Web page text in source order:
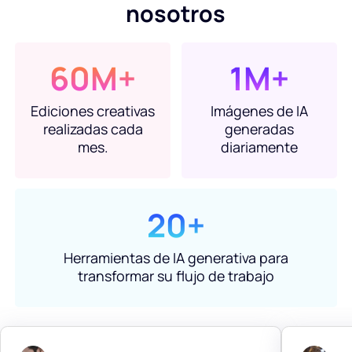
nosotros
60M+
Ediciones creativas
realizadas cada
mes.
1M+
Imágenes de IA
generadas
diariamente
20+
Herramientas de IA generativa para
transformar su flujo de trabajo